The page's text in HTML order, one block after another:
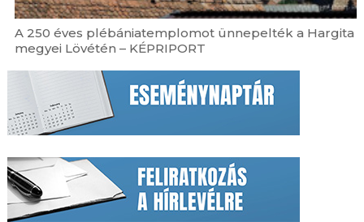
A 250 éves plébániatemplomot ünnepelték a Hargita
megyei Lövétén – KÉPRIPORT